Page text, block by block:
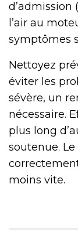
l’air au
symptômes
Nettoyez
éviter les
sévère, un
nécessaire.
plus long
soutenue.
moins vite.